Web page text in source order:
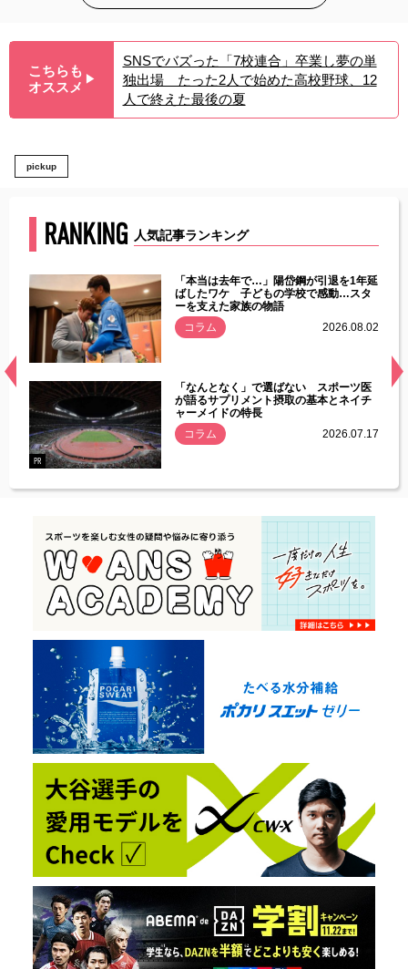
こちらも
オススメ ▶︎
SNSでバズった「7校連合」卒業し夢の単
独出場 たった2人で始めた高校野球、12
人で終えた最後の夏
pickup
RANKING 人気記事ランキング
常
「本当は去年で…」陽岱鋼が引退を1年延
ばしたワケ 子どもの学校で感動…スタ
ーを支えた家族の物語
コラム
2026.08.02
PR
「なんとなく」で選ばない スポーツ医
が語るサプリメント摂取の基本とネイチ
ャーメイドの特長
コラム
2026.07.17